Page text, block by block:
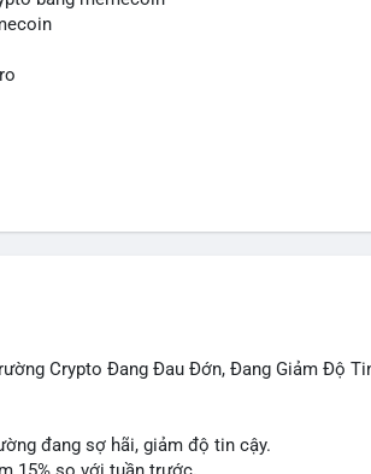
sử dụng đòn bẩy cao trong 24 giờ tới khi
Crypto Đang Đau Đớn, Đang Giảm Độ
đang sợ hãi, giảm độ tin cậy.